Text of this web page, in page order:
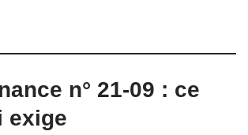
n° 21-09 : ce
exige